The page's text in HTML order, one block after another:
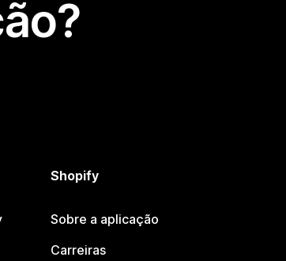
Shopify
Sobre a aplicação
Carreiras